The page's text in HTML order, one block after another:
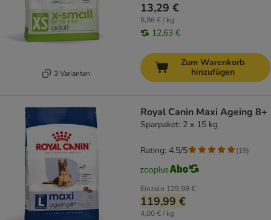
3 Varianten
13,29 €
8,86 € / kg
12,63 €
Zum Warenkorb
hinzufügen
Royal Canin Maxi Ageing 8+
Sparpaket: 2 x 15 kg
Einzeln 129,98 €
119,99 €
4,00 € / kg
Rating: 4.5/5 (19)